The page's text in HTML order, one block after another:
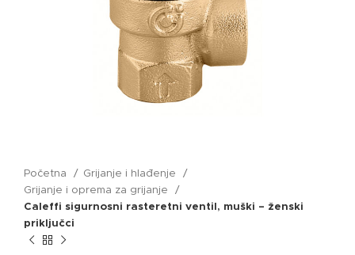
Početna
Grijanje i hlađenje
Grijanje i oprema za grijanje
Caleffi sigurnosni rasteretni ventil, muški – ženski
priključci